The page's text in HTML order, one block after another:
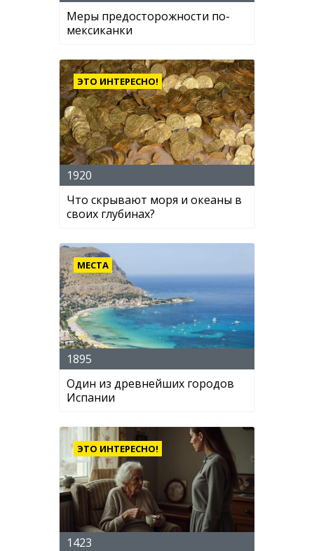
Меры предосторожности по-
мексиканки
ЭТО ИНТЕРЕСНО!
1920
Что скрывают моря и океаны в
своих глубинах?
МЕСТА
1895
Один из древнейших городов
Испании
ЭТО ИНТЕРЕСНО!
1423